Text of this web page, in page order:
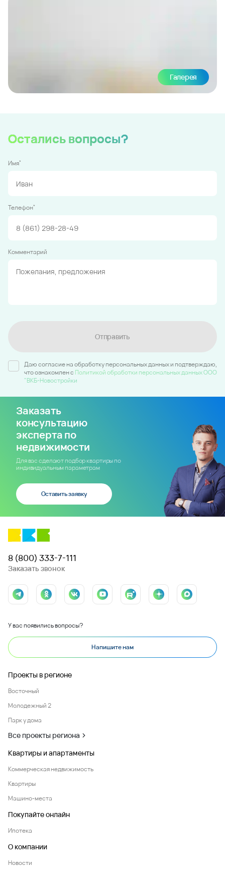
Галерея
Остались вопросы?
Имя*
Телефон*
Комментарий
Отправить
Даю согласие на обработку персональных данных и подтверждаю,
что ознакомлен c Политикой обработки персональных данных ООО
"ВКБ-Новостройки
Заказать
консультацию
эксперта по
недвижимости
Для вас сделают подбор квартиры по
индивидуальным параметрам
Оставить заявку
8 (800) 333-7-111
Заказать звонок
У вас появились вопросы?
Напишите нам
Проекты в регионе
Восточный
Молодежный 2
Парк у дома
Все проекты региона
Квартиры и апартаменты
Коммерческая недвижимость
Квартиры
Машино-места
Покупайте онлайн
Ипотека
О компании
Новости